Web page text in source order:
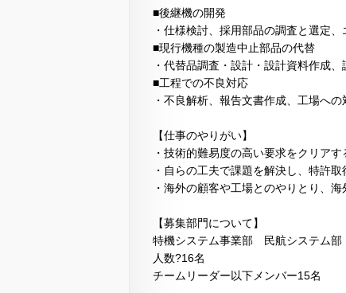
■後継機の開発
・仕様検討、採用部品の調査と選定
■現行機種の製造中止部品の代替
・代替品調査・設計・設計資料作成
■工程での不良対応
・不良解析、報告文書作成、工場へ
【仕事のやりがい】
・技術的難易度の高い要求をクリア
・自らの工夫で課題を解決し、特許
・海外の顧客や工場とのやりとり、
【募集部門について】
特機システム事業部 民航システム部
人数?16名
チームリーダー以下メンバー15名